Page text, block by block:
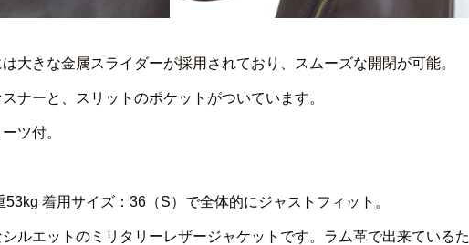
大きな金属スライダーが採用されており、スムーズな開閉が可能。
ナーと、スリットのポケットがついています。
ツ付。
着用サイズ：36（S）で全体的にジャストフィット。
シルエットのミリタリーレザージャケットです。ラム革で出来ているた